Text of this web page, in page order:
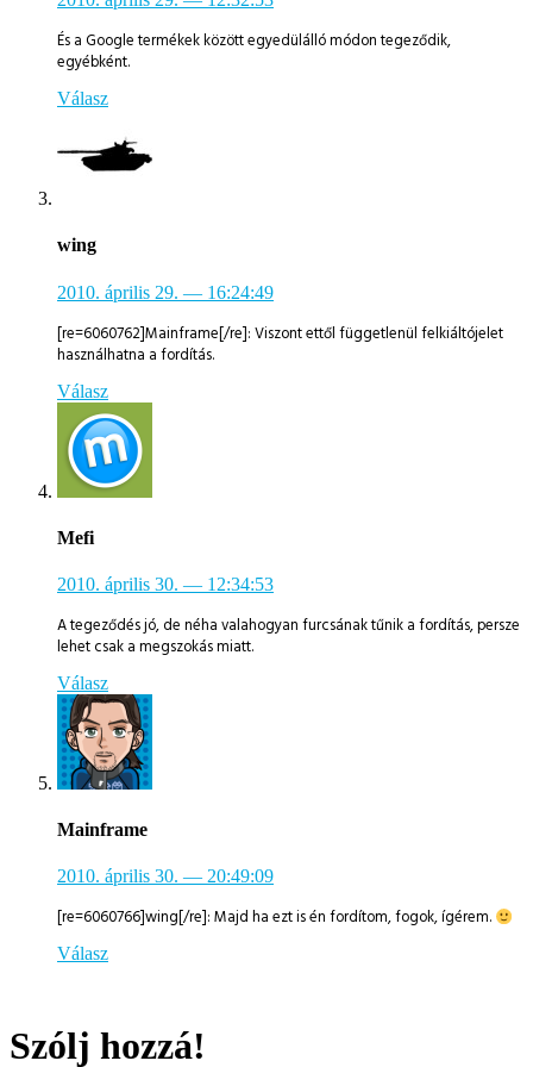
És a Google termékek között egyedülálló módon tegeződik,
egyébként.
Válasz
wing
2010. április 29. — 16:24:49
[re=6060762]Mainframe[/re]: Viszont ettől függetlenül felkiáltójelet
használhatna a fordítás.
Válasz
Mefi
2010. április 30. — 12:34:53
A tegeződés jó, de néha valahogyan furcsának tűnik a fordítás, persze
lehet csak a megszokás miatt.
Válasz
Mainframe
2010. április 30. — 20:49:09
[re=6060766]wing[/re]: Majd ha ezt is én fordítom, fogok, ígérem.
Válasz
Szólj hozzá!